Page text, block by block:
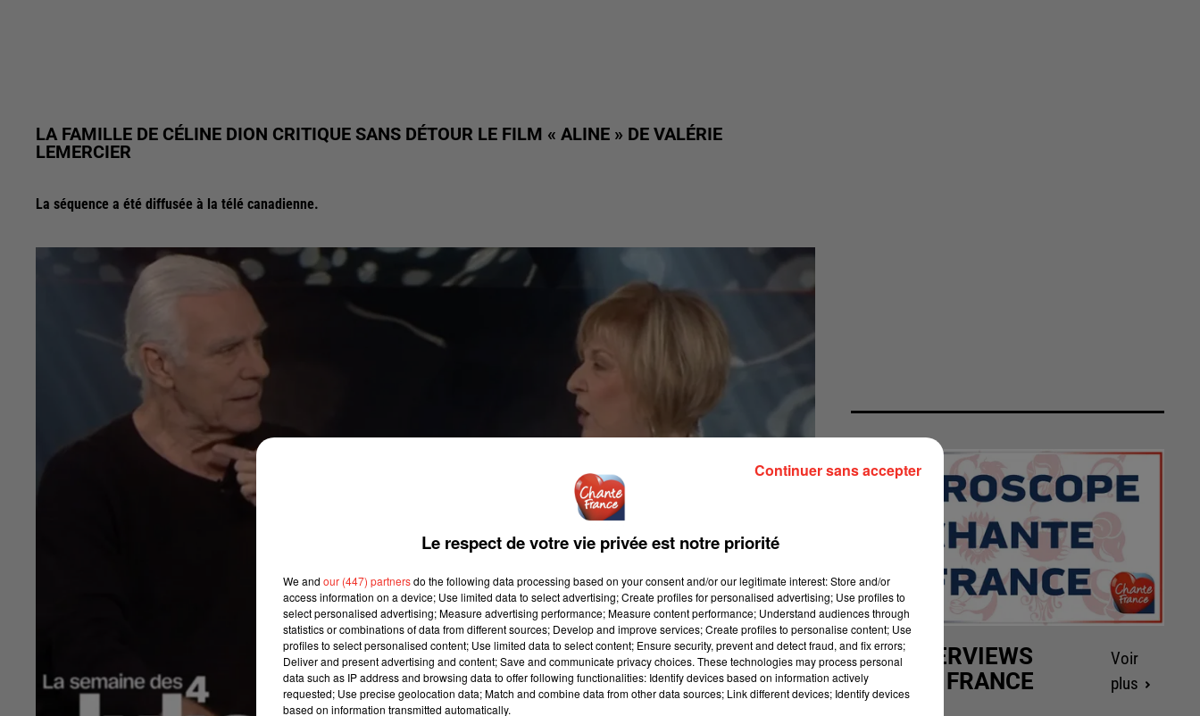
LA FAMILLE DE CÉLINE DION CRITIQUE SANS DÉTOUR LE FILM « ALINE » DE VALÉRIE
LEMERCIER
La séquence a été diffusée à la télé canadienne.
LES INTERVIEWS
CHANTE FRANCE
Voir
plus
Le respect de votre vie privée est notre priorité
We and our (447) partnersdo the following data processing based on your consent and/or our legitimate interest: Store and/or
access information on a device; Use limited data to select advertising; Create profiles for personalised advertising; Use profiles to
select personalised advertising; Measure advertising performance; Measure content performance; Understand audiences through
statistics or combinations of data from different sources; Develop and improve services; Create profiles to personalise content; Use
profiles to select personalised content; Use limited data to select content; Ensure security, prevent and detect fraud, and fix errors;
Deliver and present advertising and content; Save and communicate privacy choices. These technologies may process personal
data such as IP address and browsing data to offer following functionalities: Identify devices based on information actively
requested; Use precise geolocation data; Match and combine data from other data sources; Link different devices; Identify devices
based on information transmitted automatically.
Continuer sans accepter